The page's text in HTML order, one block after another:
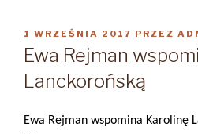
OPUBLIKOWANE
W
1 WRZEŚNIA 2017 PRZEZ
Ewa Rejman
Lanckorońską
Ewa Rejman wspomina Karolinę